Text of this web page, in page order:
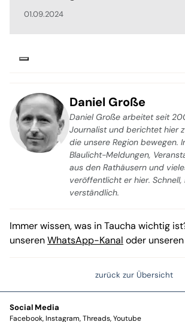
01.09.2024
Daniel Große
Daniel Große arbeitet seit
Journalist und berichtet hier
die unsere Region bewegen.
Blaulicht-Meldungen,
aus den Rathäusern und
veröffentlicht er hier.
verständlich.
Immer wissen, was in Taucha wichtig
unserenWhatsApp-Kanal oder unseren
zurück zur Übersicht
Social Media
Facebook Instagram Threads Youtube